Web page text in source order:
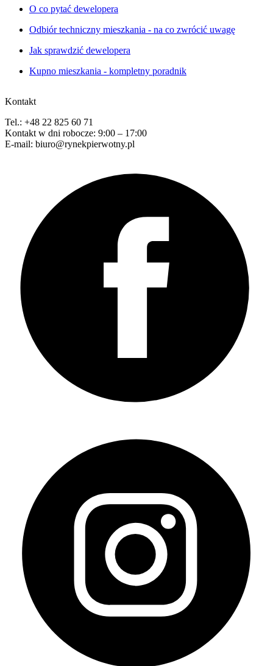
O co pytać dewelopera
Odbiór techniczny mieszkania - na co zwrócić uwagę
Jak sprawdzić dewelopera
Kupno mieszkania - kompletny poradnik
Kontakt
Tel.: +48 22 825 60 71
Kontakt w dni robocze: 9:00 – 17:00
E-mail: biuro@rynekpierwotny.pl